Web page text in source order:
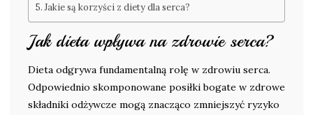
Jakie są korzyści z diety dla serca?
Jak dieta wpływa na zdrowie serca?
Dieta odgrywa fundamentalną rolę w zdrowiu serca.
Odpowiednio skomponowane posiłki bogate w zdrowe
składniki odżywcze mogą znacząco zmniejszyć ryzyko